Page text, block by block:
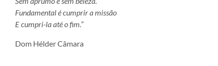
Fundamental é cumprir a missão
E cumpri-la até o fim.”
Dom Hélder Câmara